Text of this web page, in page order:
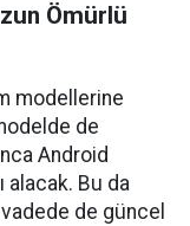
Ömürlü
modellerine
de
Android
alacak. Bu da
de güncel